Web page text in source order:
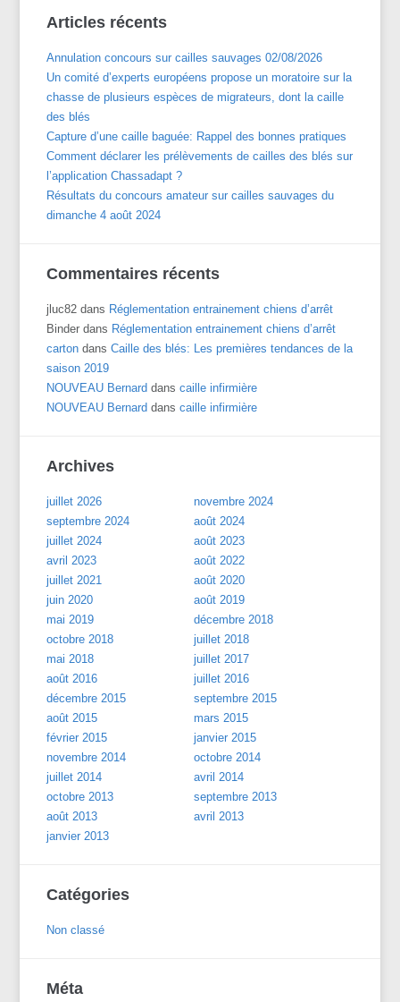
Articles récents
Annulation concours sur cailles sauvages 02/08/2026
Un comité d’experts européens propose un moratoire sur la
chasse de plusieurs espèces de migrateurs, dont la caille
des blés
Capture d’une caille baguée: Rappel des bonnes pratiques
Comment déclarer les prélèvements de cailles des blés sur
l’application Chassadapt ?
Résultats du concours amateur sur cailles sauvages du
dimanche 4 août 2024
Commentaires récents
jluc82 dans Réglementation entrainement chiens d’arrêt
Binder dans Réglementation entrainement chiens d’arrêt
carton dansCaille des blés: Les premières tendances de la
saison 2019
NOUVEAU Bernard danscaille infirmière
NOUVEAU Bernard danscaille infirmière
Archives
juillet 2026
novembre 2024
septembre 2024
août 2024
juillet 2024
août 2023
avril 2023
août 2022
juillet 2021
août 2020
juin 2020
août 2019
mai 2019
décembre 2018
octobre 2018
juillet 2018
mai 2018
juillet 2017
août 2016
juillet 2016
décembre 2015
septembre 2015
août 2015
mars 2015
février 2015
janvier 2015
novembre 2014
octobre 2014
juillet 2014
avril 2014
octobre 2013
septembre 2013
août 2013
avril 2013
janvier 2013
Catégories
Non classé
Méta